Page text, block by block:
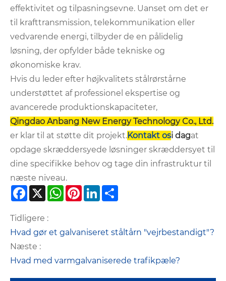
effektivitet og tilpasningsevne. Uanset om det er
til krafttransmission, telekommunikation eller
vedvarende energi, tilbyder de en pålidelig
løsning, der opfylder både tekniske og
økonomiske krav.
Hvis du leder efter højkvalitets stålrørstårne ​​
understøttet af professionel ekspertise og
avancerede produktionskapaciteter,
Qingdao Anbang New Energy Technology Co., Ltd.
er klar til at støtte dit projekt.Kontakt osi dagat
opdage skræddersyede løsninger skræddersyet til
dine specifikke behov og tage din infrastruktur til
næste niveau.
Facebook
X WhatsApp
Pinterest
LinkedIn
Tidligere :
Hvad gør et galvaniseret ståltårn "vejrbestandigt"?
Næste :
Hvad med varmgalvaniserede trafikpæle?